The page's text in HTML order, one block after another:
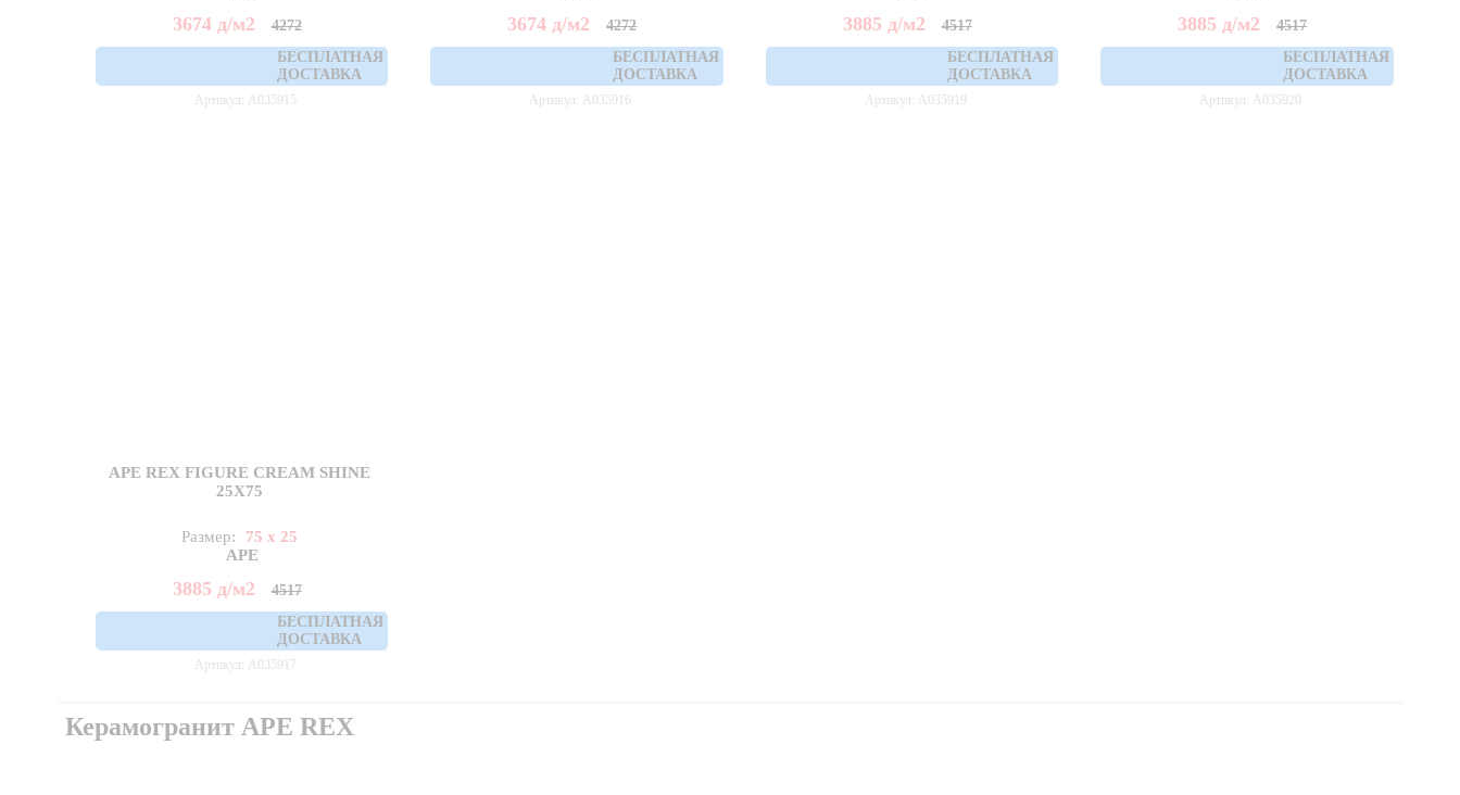
3674 д/м2
4272
БЕСПЛАТНАЯ
ДОСТАВКА
Артикул: A035915
3674 д/м2
4272
БЕСПЛАТНАЯ
ДОСТАВКА
Артикул: A035916
3885 д/м2
4517
БЕСПЛАТНАЯ
ДОСТАВКА
Артикул: A035919
3885 д/м2
4517
БЕСПЛАТНАЯ
ДОСТАВКА
Артикул: A035920
APE REX FIGURE CREAM SHINE
25X75
Размер:
75 x 25
APE
3885 д/м2
4517
БЕСПЛАТНАЯ
ДОСТАВКА
Артикул: A035917
Керамогранит APE REX